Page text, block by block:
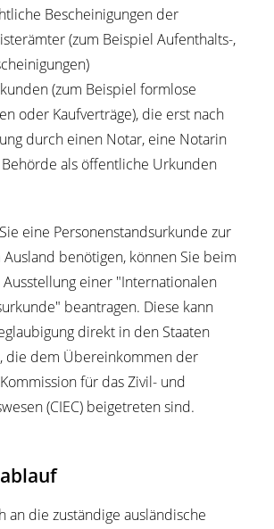
Bescheinigungen der
(zum Beispiel Aufenthalts-,
(zum Beispiel formlose
oder Kaufverträge), die erst nach
durch einen Notar, eine Notarin
als öffentliche Urkunden
eine Personenstandsurkunde zur
benötigen, können Sie beim
einer "Internationalen
beantragen. Diese kann
direkt in den Staaten
die dem Übereinkommen der
für das Zivil- und
(CIEC) beigetreten sind.
an die zuständige ausländische